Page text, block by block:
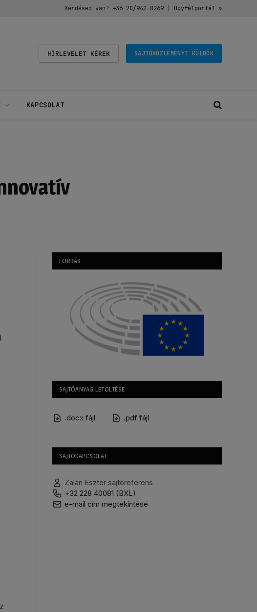
Kérdésed van? +36 70/942-8269| Ügyfélportál»
HÍRLEVELET KÉREK SAJTÓKÖZLEMÉNYT KÜLDÖK
KAPCSOLAT
FORRÁS
SAJTÓANYAG LETÖLTÉSE
.docx fájl .pdf fájl
SAJTÓKAPCSOLAT
Zalán Eszter sajtóreferens
+32 228 40081 (BXL)
e-mail cím megtekintése